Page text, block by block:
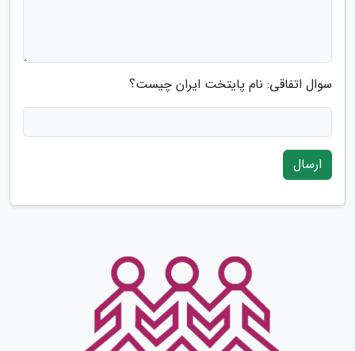
سوال اتفاقی: نام پایتخت ایران چیست؟
ارسال